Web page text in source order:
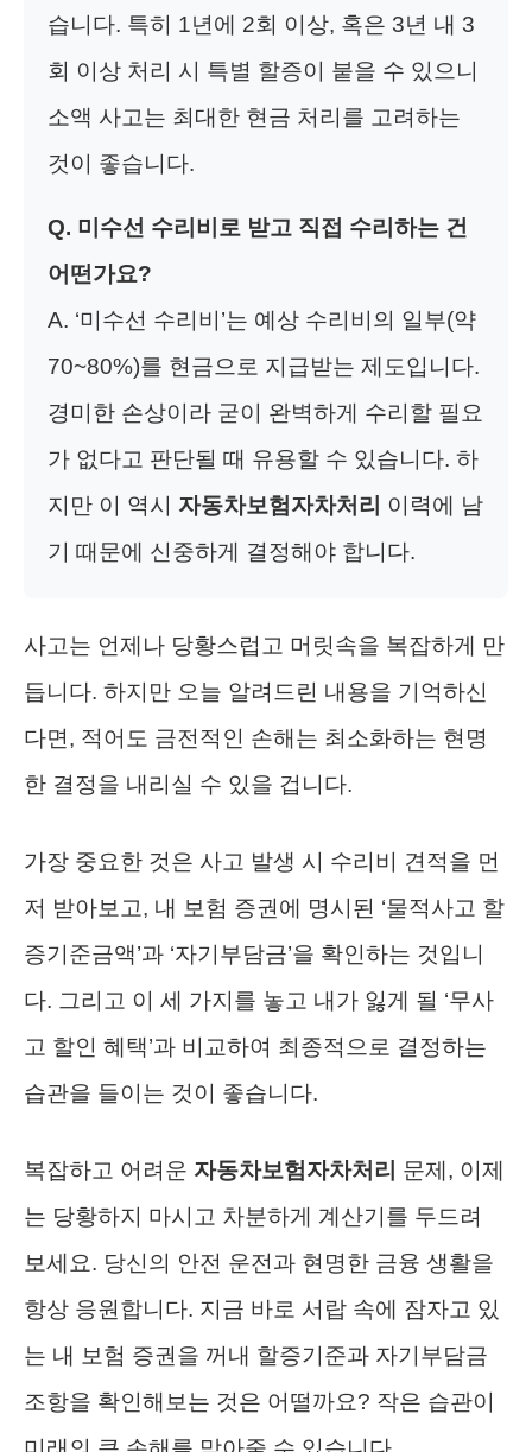
습니다. 특히 1년에 2회 이상, 혹은 3년 내 3
회 이상 처리 시 특별 할증이 붙을 수 있으니
소액 사고는 최대한 현금 처리를 고려하는
것이 좋습니다.
Q. 미수선 수리비로 받고 직접 수리하는 건
어떤가요?
A. ‘미수선 수리비’는 예상 수리비의 일부(약
70~80%)를 현금으로 지급받는 제도입니다.
경미한 손상이라 굳이 완벽하게 수리할 필요
가 없다고 판단될 때 유용할 수 있습니다. 하
지만 이 역시 자동차보험자차처리 이력에 남
기 때문에 신중하게 결정해야 합니다.
사고는 언제나 당황스럽고 머릿속을 복잡하게 만
듭니다. 하지만 오늘 알려드린 내용을 기억하신
다면, 적어도 금전적인 손해는 최소화하는 현명
한 결정을 내리실 수 있을 겁니다.
가장 중요한 것은 사고 발생 시 수리비 견적을 먼
저 받아보고, 내 보험 증권에 명시된 ‘물적사고 할
증기준금액’과 ‘자기부담금’을 확인하는 것입니
다. 그리고 이 세 가지를 놓고 내가 잃게 될 ‘무사
고 할인 혜택’과 비교하여 최종적으로 결정하는
습관을 들이는 것이 좋습니다.
복잡하고 어려운 자동차보험자차처리 문제, 이제
는 당황하지 마시고 차분하게 계산기를 두드려
보세요. 당신의 안전 운전과 현명한 금융 생활을
항상 응원합니다. 지금 바로 서랍 속에 잠자고 있
는 내 보험 증권을 꺼내 할증기준과 자기부담금
조항을 확인해보는 것은 어떨까요? 작은 습관이